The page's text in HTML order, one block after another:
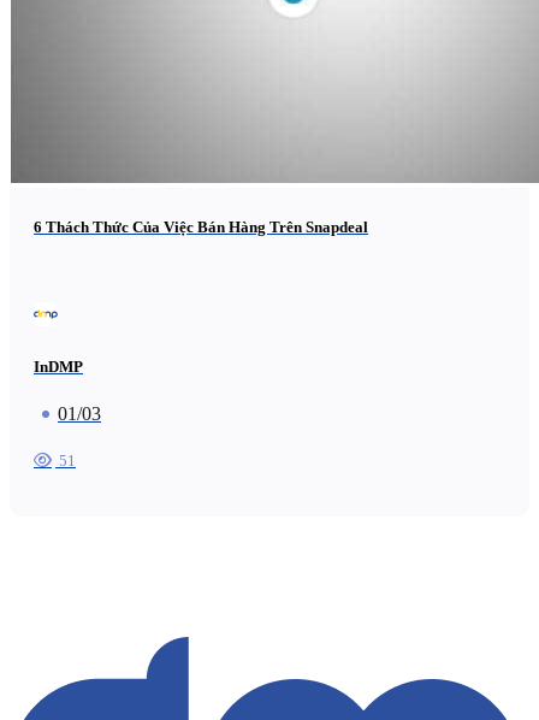
6 Thách Thức Của Việc Bán Hàng Trên Snapdeal
InDMP
01/03
51